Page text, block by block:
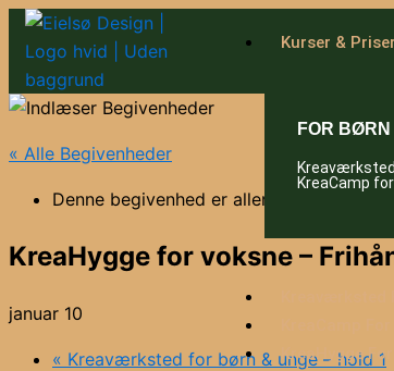
Gå
indholdet
Kurser & Priser
FOR BØRN
KreaCamp
KreaHygge For
« Alle Begivenheder
Denne begivenhed er allerede afholdt.
KreaHygge for voksne –
januar 10
« Kreaværksted for børn & unge – hold 1